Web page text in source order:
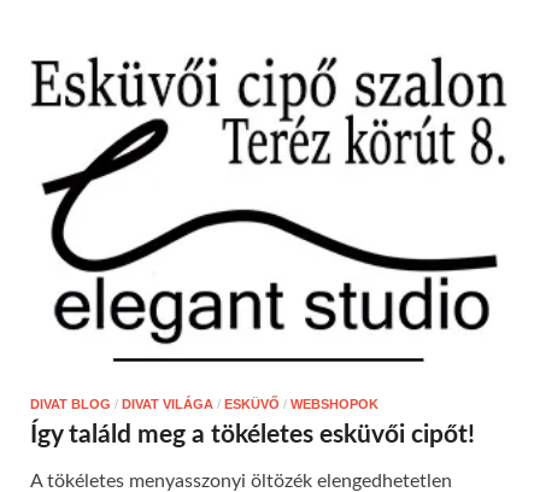
DIVAT BLOG / DIVAT VILÁGA / ESKÜVŐ / WEBSHOPOK
Így találd meg a tökéletes esküvői cipőt!
A tökéletes menyasszonyi öltözék elengedhetetlen